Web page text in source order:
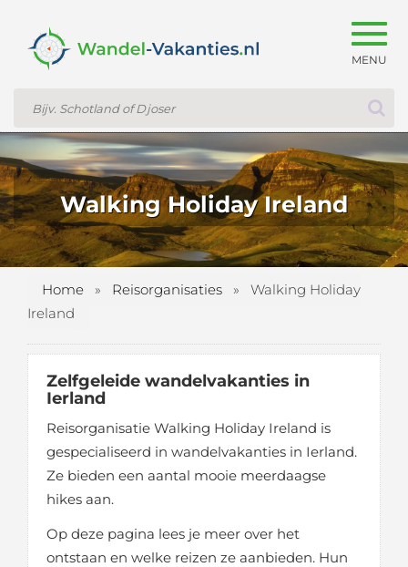
Walking Holiday Ireland
Home » Reisorganisaties »
Walking Holiday
Ireland
Zelfgeleide wandelvakanties in
Ierland
Reisorganisatie Walking Holiday Ireland is
gespecialiseerd in wandelvakanties in Ierland.
Ze bieden een aantal mooie meerdaagse
hikes aan.
Op deze pagina lees je meer over het
ontstaan en welke reizen ze aanbieden. Hun